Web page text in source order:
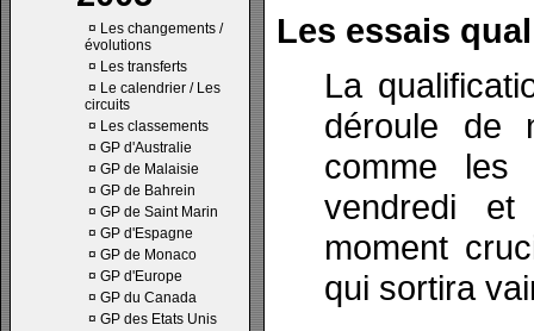
¤ Les changements /
évolutions
¤ Les transferts
¤ Le calendrier / Les
circuits
¤ Les classements
¤ GP d'Australie
¤ GP de Malaisie
¤ GP de Bahrein
¤ GP de Saint Marin
¤ GP d'Espagne
¤ GP de Monaco
¤ GP d'Europe
¤ GP du Canada
¤ GP des Etats Unis
Les essais
La
déroule de
comme les
vendredi
moment
qui sortira